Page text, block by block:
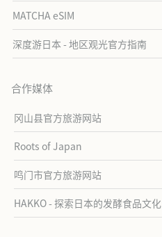
MATCHA eSIM
深度游日本 - 地区观光官方指南
合作媒体
冈山县官方旅游网站
Roots of Japan
鸣门市官方旅游网站
HAKKO - 探索日本的发酵食品文化